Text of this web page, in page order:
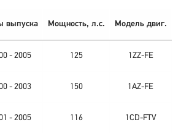
выпуска Мощность, л.с. Модель двиг.
- 2005 125 1ZZ-FE
- 2003 150 1AZ-FE
- 2005 116 1CD-FTV